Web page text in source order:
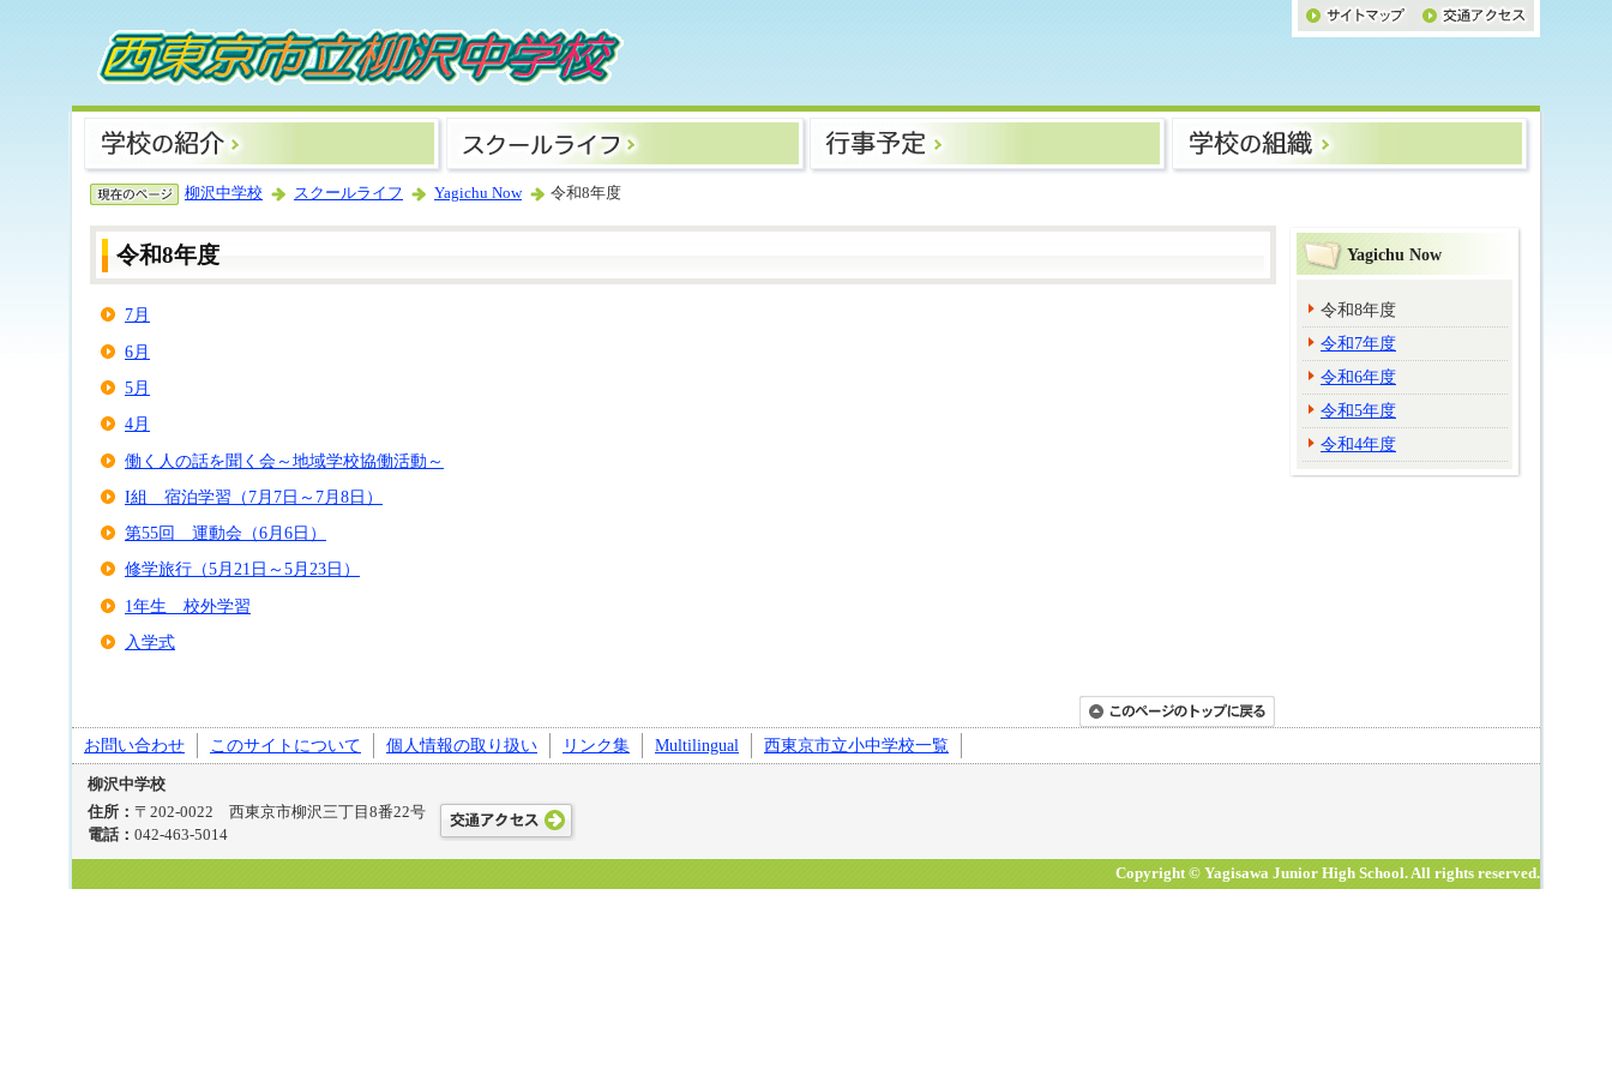
柳沢中学校 スクールライフ Yagichu Now 令和8年度
令和8年度
7月
6月
5月
4月
働く人の話を聞く会～地域学校協働活動～
I組 宿泊学習（7月7日～7月8日）
第55回 運動会（6月6日）
修学旅行（5月21日～5月23日）
1年生 校外学習
入学式
Yagichu Now
令和8年度
令和7年度
令和6年度
令和5年度
令和4年度
お問い合わせ このサイトについて 個人情報の取り扱い リンク集 Multilingual 西東京市立小中学校一覧
柳沢中学校
住所： 〒202-0022 西東京市柳沢三丁目8番22号
電話： 042-463-5014
Copyright © Yagisawa Junior High School. All rights reserved.